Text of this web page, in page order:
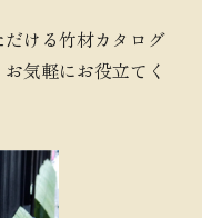
ける竹材カタログ
気軽にお役立てく